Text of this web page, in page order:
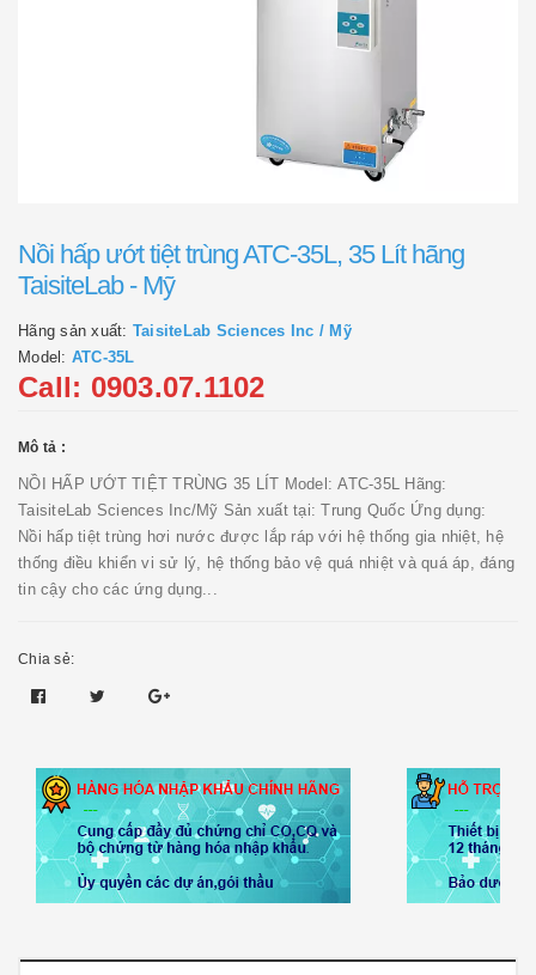
Nồi hấp ướt tiệt trùng ATC-35L, 35 Lít hãng
TaisiteLab - Mỹ
Hãng sản xuất: TaisiteLab Sciences Inc / Mỹ
Model: ATC-35L
Call: 0903.07.1102
Mô tả :
NỒI HẤP ƯỚT TIỆT TRÙNG 35 LÍT Model: ATC-35L Hãng:
TaisiteLab Sciences Inc/Mỹ Sản xuất tại: Trung Quốc Ứng dụng:
Nồi hấp tiệt trùng hơi nước được lắp ráp với hệ thống gia nhiệt, hệ
thống điều khiển vi sử lý, hệ thống bảo vệ quá nhiệt và quá áp, đáng
tin cậy cho các ứng dụng...
Chia sẻ: